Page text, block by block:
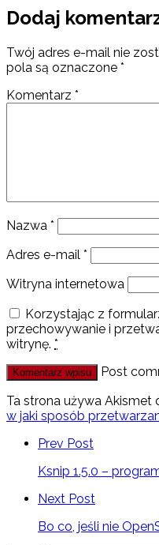
Dodaj
Twój adres e-mail nie
pola są oznaczone *
Komentarz *
Nazwa *
Adres e-mail *
Witryna internetowa
Korzystając z
przechowywanie i
witrynę. *
Post
Ta strona używa Akismet
w jaki sposób
Prev Post
Ksnip 1.5.0 –
Next Post
Bo co, jeśli nie